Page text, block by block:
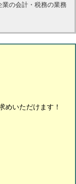
の会計・税務の業務
めいただけます！